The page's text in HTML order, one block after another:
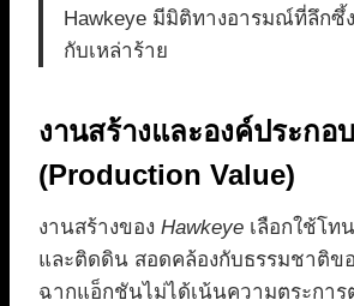
Hawkeye มีมิติทางอารมณ์ที่ลึกซึ้
กับเหล่าร้าย
งานสร้างและองค์ประกอ
(Production Value)
งานสร้างของ Hawkeye เลือกใช้โท
และติดดิน สอดคล้องกับธรรมชาติข
ฉากแอ็กชันไม่ได้เน้นความตระการ